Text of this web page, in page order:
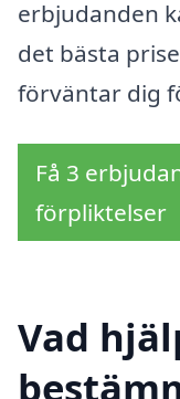
erbjudanden
det bästa
förväntar dig
Få 3
förpliktelser
Vad